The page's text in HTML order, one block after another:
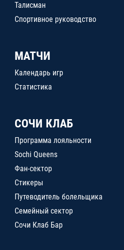
Талисман
Спортивное руководство
МАТЧИ
Календарь игр
Статистика
СОЧИ КЛАБ
Программа лояльности
Sochi Queens
Фан-сектор
Стикеры
Путеводитель болельщика
Семейный сектор
Сочи Клаб Бар